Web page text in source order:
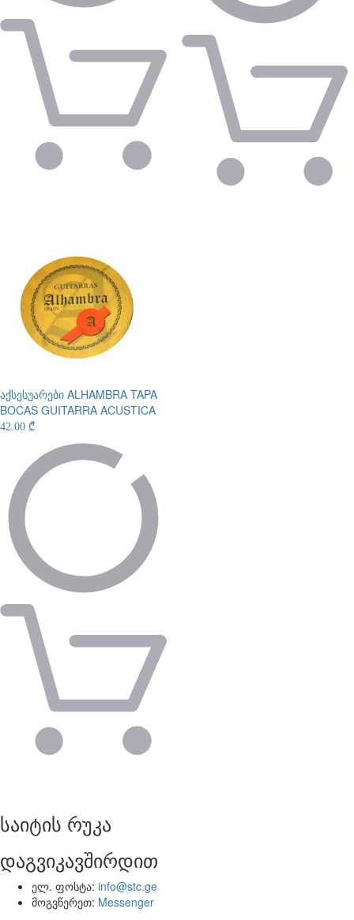
აქსესუარები ALHAMBRA TAPA
BOCAS GUITARRA ACUSTICA
42.00 ₾
საიტის რუკა
დაგვიკავშირდით
ელ. ფოსტა: info@stc.ge
მოგვწერეთ: Messenger